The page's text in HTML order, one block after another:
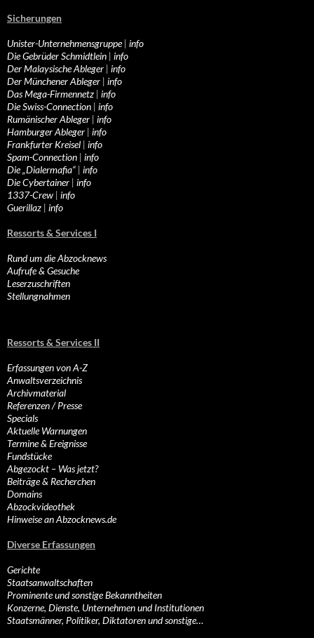
Sicherungen
Unister-Unternehmensgruppe| info
Die Gebrüder Schmidtlein | info
Der Malaysische Ableger | info
Der Münchener Ableger | info
Das Mega-Firmennetz | info
Die Swiss-Connection | info
Rumänischer Ableger | info
Hamburger Ableger | info
Frankfurter Kreisel | info
Spam-Connection | info
Die „Dialermafia“ | info
Die Cybertainer | info
1337-Crew | info
Guerillaz | info
Ressorts & Services I
Rund um die Abzocknews
Aufrufe & Gesuche
Leserzuschriften
Stellungnahmen
Ressorts & Services II
Erfassungen von A-Z
Anwaltsverzeichnis
Archivmaterial
Referenzen / Presse
Specials
Aktuelle Warnungen
Termine & Ereignisse
Fundstücke
Abgezockt – Was jetzt?
Beiträge & Recherchen
Domains
Abzockvideothek
Hinweise an Abzocknews.de
Diverse Erfassungen
Gerichte
Staatsanwaltschaften
Prominente und sonstige Bekanntheiten
Konzerne, Dienste, Unternehmen und Institutionen
Staatsmänner, Politiker, Diktatoren und sonstige…